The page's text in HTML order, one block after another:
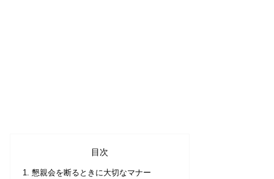
目次
懇親会を断るときに大切なマナー